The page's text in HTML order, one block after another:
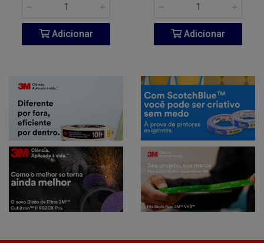
Adicionar Adicionar